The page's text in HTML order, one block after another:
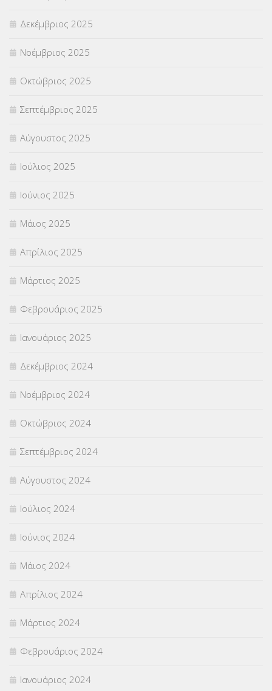
ΣΧΟΛΙΚΟΙ ΣΥΜΒΟΥΛΟΙ
ΥΠΕΡΑΡΙΘΜΟΙ(1)
ΥΠΟΤΡΟΦΙΕΣ(28)
ΦΥΣΙΚΗ ΑΓΩΓΗ(692)
Χωρίς κατηγορία
Δεκέμβριος 2025
Νοέμβριος 2025
Οκτώβριος 2025
Σεπτέμβριος 2025
Αύγουστος 2025
Ιούλιος 2025
Ιούνιος 2025
Μάιος 2025
Απρίλιος 2025
Μάρτιος 2025
Φεβρουάριος 2025
Ιανουάριος 2025
Δεκέμβριος 2024
Νοέμβριος 2024
Οκτώβριος 2024
Σεπτέμβριος 2024
Αύγουστος 2024
Ιούλιος 2024
Ιούνιος 2024
Μάιος 2024
Απρίλιος 2024
Μάρτιος 2024
Φεβρουάριος 2024
Ιανουάριος 2024